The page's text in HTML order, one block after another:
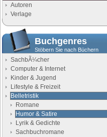
Autoren
Verlage
Buchgenres
Stöbern Sie nach Büchern
SachbÃ¼cher
Computer & Internet
Kinder & Jugend
Lifestyle & Freizeit
Belletristik
Romane
Humor & Satire
Lyrik & Gedichte
Sachbuchromane